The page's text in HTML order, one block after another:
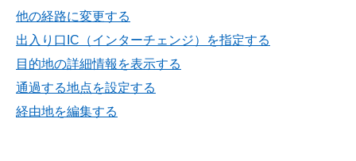
他の経路に変更する
出入り口IC（インターチェンジ）を指定する
目的地の詳細情報を表示する
通過する地点を設定する
経由地を編集する